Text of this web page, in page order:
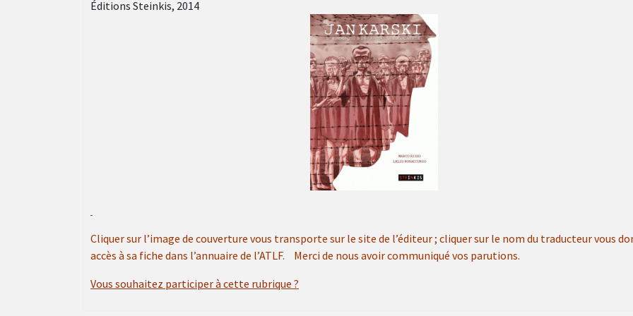
Éditions Steinkis, 2014
Cliquer sur l’image de couverture vous transporte sur le site de l’éditeur ; cliquer sur le nom du traducteur vous
accès à sa fiche dans l’annuaire de l’ATLF.
Merci de nous avoir communiqué vos parutions.
Vous souhaitez participer à cette rubrique ?